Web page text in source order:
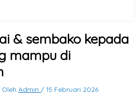
& sembako kepada
mampu di
Admin / 15 Februari 2026